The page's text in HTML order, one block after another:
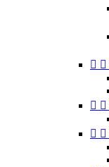
 
 
 